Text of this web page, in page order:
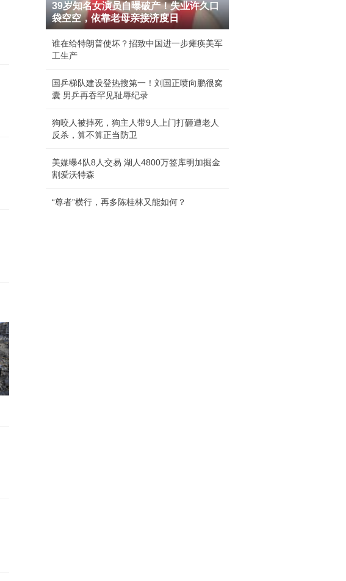
2
3
39岁知名女演员自曝破产！失业许久口
袋空空，依靠老母亲接济度日
谁在给特朗普使坏？招致中国进一步瘫痪美军
工生产
国乒梯队建设登热搜第一！刘国正喷向鹏很窝
囊 男乒再吞罕见耻辱纪录
狗咬人被摔死，狗主人带9人上门打砸遭老人
反杀，算不算正当防卫
美媒曝4队8人交易 湖人4800万签库明加掘金
割爱沃特森
“尊者”横行，再多陈桂林又能如何？